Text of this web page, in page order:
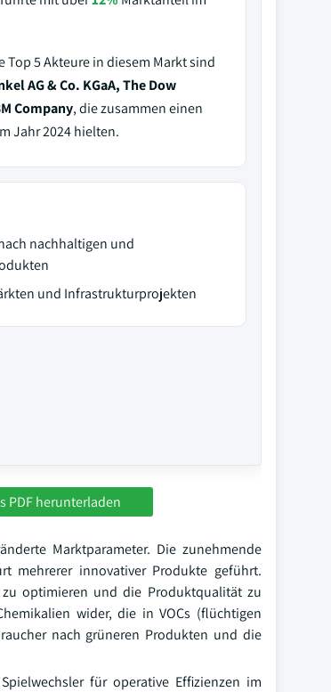
Top 5 Akteure in diesem Markt sind
AG & Co. KGaA, The Dow
Company, die zusammen einen
Jahr 2024 hielten.
nachhaltigen und
und Infrastrukturprojekten
PDF herunterladen
Marktparameter. Die zunehmende
mehrerer innovativer Produkte geführt.
optimieren und die Produktqualität zu
wider, die in VOCs (flüchtigen
nach grüneren Produkten und die
für operative Effizienzen im